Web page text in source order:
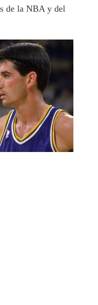
de la NBA y del